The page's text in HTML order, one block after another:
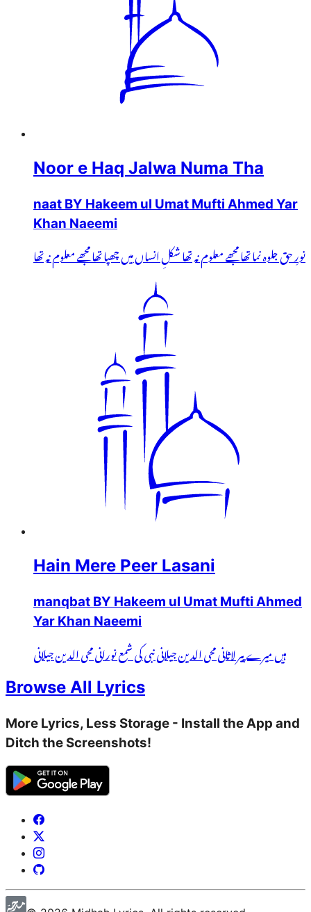
Noor e Haq Jalwa Numa Tha
naat BY Hakeem ul Umat Mufti Ahmed Yar
Khan Naeemi
نورِ حق جلوہ نما تھا مجھے معلوم نہ تھا شکلِ انساں میں چھپا تھا مجھے معلوم نہ تھا
Hain Mere Peer Lasani
manqbat BY Hakeem ul Umat Mufti Ahmed
Yar Khan Naeemi
ہیں میرے پیر لاثانی محی الدین جیلانی نبی کی شمع نورانی محی الدین جیلانی
Browse All Lyrics
More Lyrics, Less Storage - Install the App and
Ditch the Screenshots!